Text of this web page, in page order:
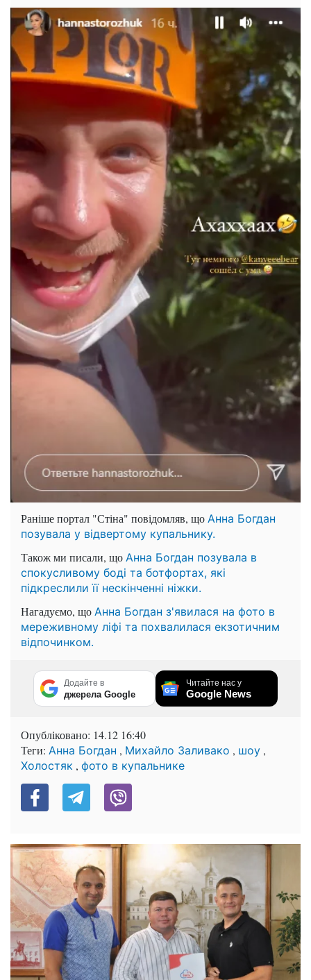
Раніше портал "Стіна" повідомляв, що Анна Богдан
позувала у відвертому купальнику.
Також ми писали, що Анна Богдан позувала в
спокусливому боді та ботфортах, які
підкреслили її нескінченні ніжки.
Нагадуємо, що Анна Богдан з'явилася на фото в
мереживному ліфі та похвалилася екзотичним
відпочинком.
Додайте в
джерела Google
Читайте нас у
Google News
Опубліковано: 14.12 16:40
Теги: Анна Богдан , Михайло Заливако , шоу ,
Холостяк , фото в купальнике